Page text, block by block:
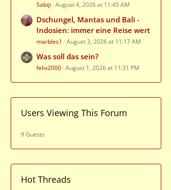
Sabiji August 4, 2026 at 11:45 AM
Dschungel, Mantas und Bali -
Indosien: immer eine Reise wert
marbles1 August 3, 2026 at 11:17 AM
Was soll das sein?
felix2000 August 1, 2026 at 11:31 PM
Users Viewing This Forum
9 Guests
Hot Threads